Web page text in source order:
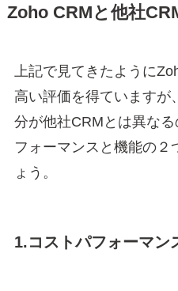
Zoho CRMと他社
上記で見てきたように
高い評価を得ていますが
分が他社CRMとは異な
フォーマンスと機能の２
ょう。
1.コストパフォーマン